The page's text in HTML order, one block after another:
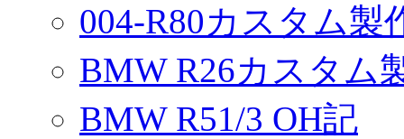
004-R80カスタム製
BMW R26カスタム
BMW R51/3 OH記